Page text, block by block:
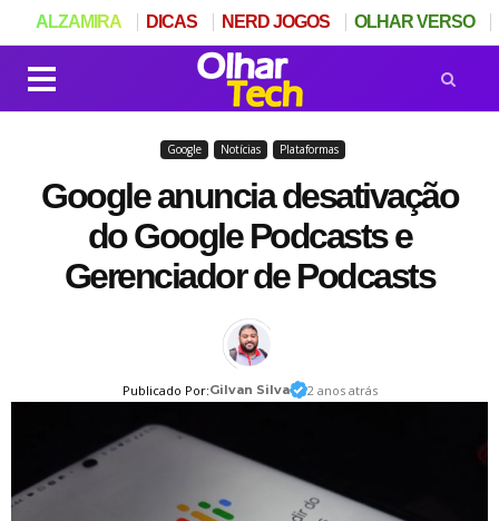
Google Notícias Plataformas
Google anuncia desativação
do Google Podcasts e
Gerenciador de Podcasts
Publicado Por:Gilvan Silva 2 anos atrás
ALZAMIRA DICAS NERD JOGOS OLHAR VERSO